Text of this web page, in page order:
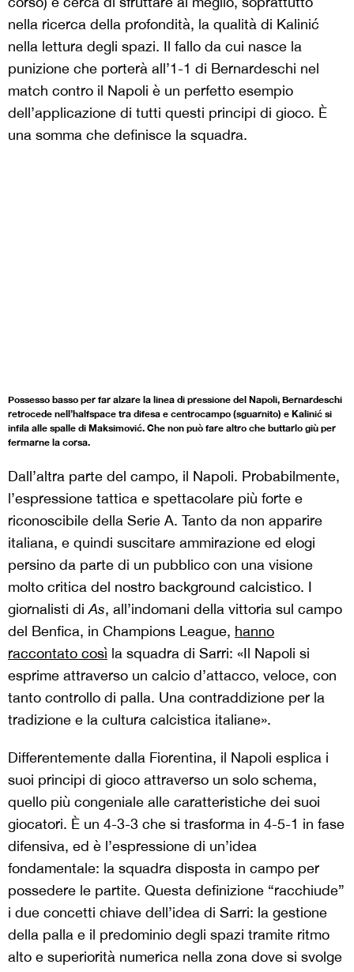
nella ricerca della profondità, la qualità di Kalinić
nella lettura degli spazi. Il fallo da cui nasce la
punizione che porterà all’1-1 di Bernardeschi nel
match contro il Napoli è un perfetto esempio
dell’applicazione di tutti questi principi di gioco. È
una somma che definisce la squadra.
Possesso basso per far alzare la linea di pressione del Napoli, Bernardeschi
retrocede nell’halfspace tra difesa e centrocampo (sguarnito) e Kalinić si
infila alle spalle di Maksimović. Che non può fare altro che buttarlo giù per
fermarne la corsa.
Dall’altra parte del campo, il Napoli. Probabilmente,
l’espressione tattica e spettacolare più forte e
riconoscibile della Serie A. Tanto da non apparire
italiana, e quindi suscitare ammirazione ed elogi
persino da parte di un pubblico con una visione
molto critica del nostro background calcistico. I
giornalisti diAs, all’indomani della vittoria sul campo
del Benfica, in Champions League, hanno
raccontato così la squadra di Sarri: «Il Napoli si
esprime attraverso un calcio d’attacco, veloce, con
tanto controllo di palla. Una contraddizione per la
tradizione e la cultura calcistica italiane».
Differentemente dalla Fiorentina, il Napoli esplica i
suoi principi di gioco attraverso un solo schema,
quello più congeniale alle caratteristiche dei suoi
giocatori. È un 4-3-3 che si trasforma in 4-5-1 in fase
difensiva, ed è l’espressione di un’idea
fondamentale: la squadra disposta in campo per
possedere le partite. Questa definizione “racchiude”
i due concetti chiave dell’idea di Sarri: la gestione
della palla e il predominio degli spazi tramite ritmo
alto e superiorità numerica nella zona dove si svolge